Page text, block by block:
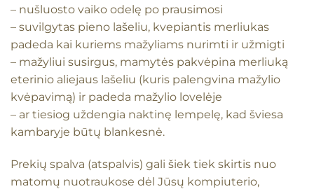
– nušluosto vaiko odelę po prausimosi
– suvilgytas pieno lašeliu, kvepiantis merliukas
padeda kai kuriems mažyliams nurimti ir užmigti
– mažyliui susirgus, mamytės pakvėpina merliuką
eterinio aliejaus lašeliu (kuris palengvina mažylio
kvėpavimą) ir padeda mažylio lovelėje
– ar tiesiog uždengia naktinę lempelę, kad šviesa
kambaryje būtų blankesnė.
Prekių spalva (atspalvis) gali šiek tiek skirtis nuo
matomų nuotraukose dėl Jūsų kompiuterio,